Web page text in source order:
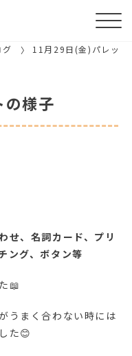
グ 11月29日(金)パレット
様子
せ、名詞カード、プリ
ング、ボタン等
📖
うまく合わない時には
た😊